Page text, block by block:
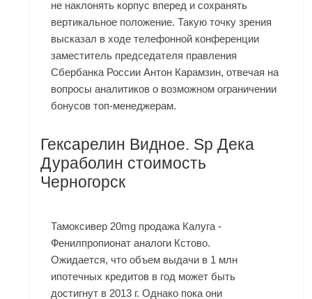
не наклонять корпус вперед и сохранять
вертикальное положение. Такую точку зрения
высказал в ходе телефонной конференции
заместитель председателя правления
Сбербанка России Антон Карамзин, отвечая на
вопросы аналитиков о возможном ограничении
бонусов топ-менеджерам.
Гексарелин Видное. Sp Дека
Дураболин стоимость
Черногорск
Тамоксивер 20mg продажа Калуга -
Фенилпропионат аналоги Кстово.
Ожидается, что объем выдачи в 1 млн
ипотечных кредитов в год может быть
достигнут в 2013 г. Однако пока они